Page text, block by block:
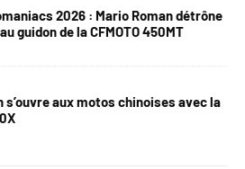
2026 : Mario Roman détrône
guidon de la CFMOTO 450MT
s’ouvre aux motos chinoises avec la